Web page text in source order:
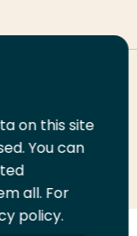
on this site
You can
all. For
policy.